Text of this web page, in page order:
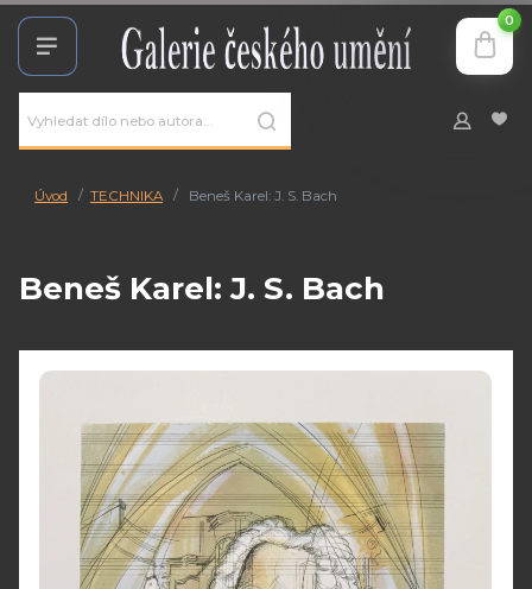
0
Úvod TECHNIKA Beneš Karel: J. S. Bach
Beneš Karel: J. S. Bach